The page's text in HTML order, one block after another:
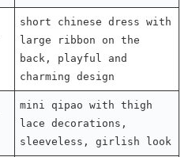
short chinese dress with
large ribbon on the
back, playful and
charming design
mini qipao with thigh
lace decorations,
sleeveless, girlish look